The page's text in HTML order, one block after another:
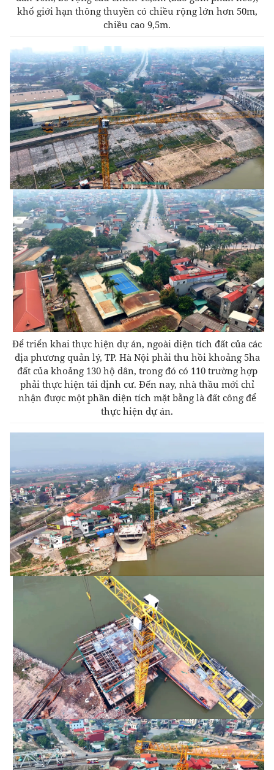
khổ giới hạn thông thuyền có chiều rộng lớn hơn 50m,
chiều cao 9,5m.
Để triển khai thực hiện dự án, ngoài diện tích đất của các
địa phương quản lý, TP. Hà Nội phải thu hồi khoảng 5ha
đất của khoảng 130 hộ dân, trong đó có 110 trường hợp
phải thực hiện tái định cư. Đến nay, nhà thầu mới chỉ
nhận được một phần diện tích mặt bằng là đất công để
thực hiện dự án.